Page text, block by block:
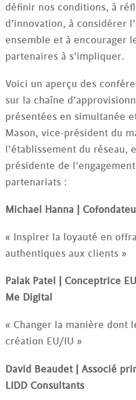
définir nos conditions, à
d’innovation, à considérer
ensemble et à encourager
partenaires à s’impliquer.
Voici un aperçu des
sur la chaîne
présentées en simultanée
Mason, vice-président du
l’établissement du réseau,
présidente de
partenariats :
Michael Hanna |
« Inspirer la loyauté en
authentiques aux clients »
Palak Patel | Conceptrice
Me Digital
« Changer la manière dont
création EU/IU »
David Beaudet | Associé
LIDD Consultants